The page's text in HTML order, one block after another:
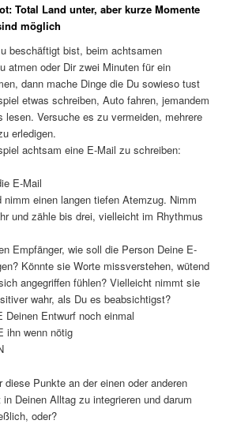
Total Land unter, aber kurze Momente
möglich
beschäftigt bist, beim achtsamen
atmen oder Dir zwei Minuten für ein
dann mache Dinge die Du sowieso tust
etwas schreiben, Auto fahren, jemandem
lesen. Versuche es zu vermeiden, mehrere
erledigen.
achtsam eine E-Mail zu schreiben:
E-Mail
nimm einen langen tiefen Atemzug. Nimm
und zähle bis drei, vielleicht im Rhythmus
Empfänger, wie soll die Person Deine E-
Könnte sie Worte missverstehen, wütend
angegriffen fühlen? Vielleicht nimmt sie
wahr, als Du es beabsichtigst?
Deinen Entwurf noch einmal
ihn wenn nötig
Punkte an der einen oder anderen
Deinen Alltag zu integrieren und darum
oder?